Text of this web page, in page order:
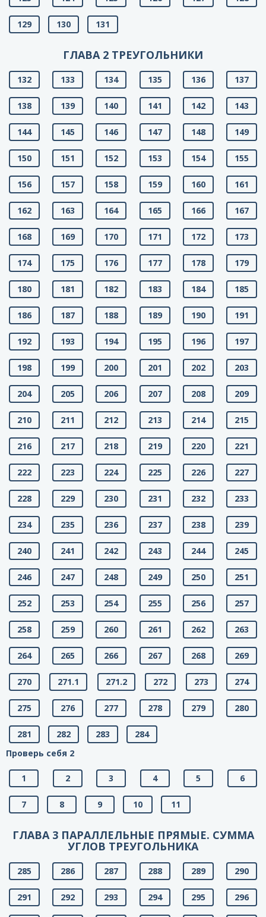
129 130 131
ГЛАВА 2 ТРЕУГОЛЬНИКИ
132 133 134 135 136 137
138 139 140 141 142 143
144 145 146 147 148 149
150 151 152 153 154 155
156 157 158 159 160 161
162 163 164 165 166 167
168 169 170 171 172 173
174 175 176 177 178 179
180 181 182 183 184 185
186 187 188 189 190 191
192 193 194 195 196 197
198 199 200 201 202 203
204 205 206 207 208 209
210 211 212 213 214 215
216 217 218 219 220 221
222 223 224 225 226 227
228 229 230 231 232 233
234 235 236 237 238 239
240 241 242 243 244 245
246 247 248 249 250 251
252 253 254 255 256 257
258 259 260 261 262 263
264 265 266 267 268 269
270 271.1 271.2 272 273 274
275 276 277 278 279 280
281 282 283
284
Проверь себя 2
1 2 3 4 5 6
7 8 9 10 11
ГЛАВА 3 ПАРАЛЛЕЛЬНЫЕ ПРЯМЫЕ. СУММА
УГЛОВ ТРЕУГОЛЬНИКА
285 286 287 288 289 290
291 292 293 294 295 296